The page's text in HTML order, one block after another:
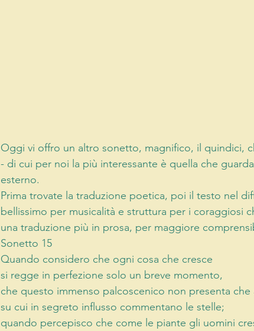
Oggi vi offro un altro sonetto, magnifico, il quindici,
- di cui per noi la più interessante è quella che
esterno.
Prima trovate la traduzione poetica, poi il testo nel
bellissimo per musicalità e struttura per i coraggiosi
una traduzione più in prosa, per maggiore
Sonetto 15
Quando considero che ogni cosa che cresce
si regge in perfezione solo un breve momento,
che questo immenso palcoscenico non presenta che
su cui in segreto influsso commentano le stelle;
quando percepisco che come le piante gli uomini